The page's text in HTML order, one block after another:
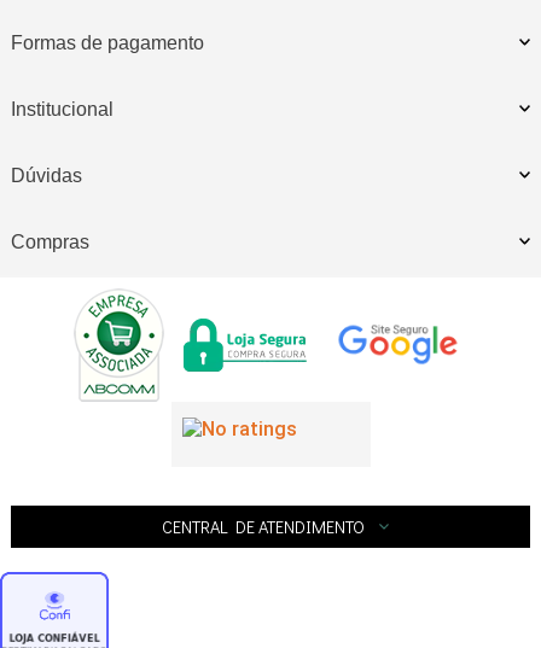
Formas de pagamento
Institucional
Dúvidas
Compras
CENTRAL DE ATENDIMENTO